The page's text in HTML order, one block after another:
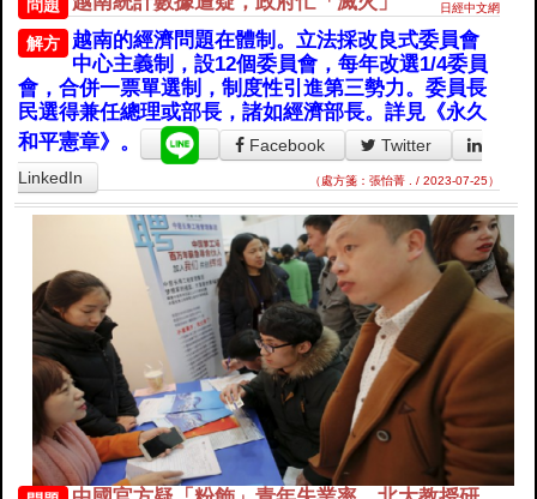
問題 日經中文網
解方
越南的經濟問題在體制。立法採改良式委員會
中心主義制，設12個委員會，每年改選1/4委員
會，合併一票單選制，制度性引進第三勢力。委員長
民選得兼任總理或部長，諸如經濟部長。詳見《永久
和平憲章》。
Facebook
Twitter
LinkedIn
（處方箋：張怡菁 . / 2023-07-25）